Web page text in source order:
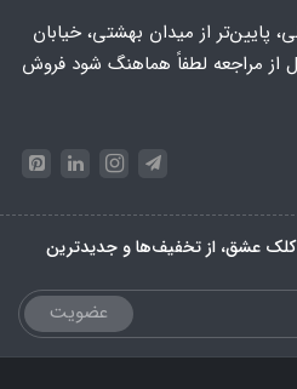
پایین‌تر از میدان بهشتی، خیابان
از مراجعه لطفاً هماهنگ شود فروش
کلک عشق، از تخفیف‌ها و جدیدترین‌
عضویت